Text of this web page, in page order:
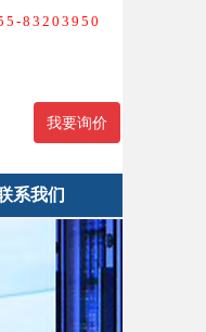
83203950
我要询价
系我们